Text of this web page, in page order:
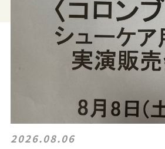
2026.08.06